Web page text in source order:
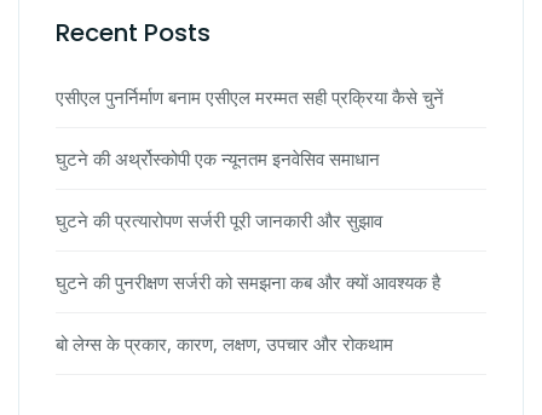
Recent Posts
एसीएल पुनर्निर्माण बनाम एसीएल मरम्मत सही प्रक्रिया कैसे चुनें
घुटने की अर्थ्रोस्कोपी एक न्यूनतम इनवेसिव समाधान
घुटने की प्रत्यारोपण सर्जरी पूरी जानकारी और सुझाव
घुटने की पुनरीक्षण सर्जरी को समझना कब और क्यों आवश्यक है
बो लेग्स के प्रकार, कारण, लक्षण, उपचार और रोकथाम